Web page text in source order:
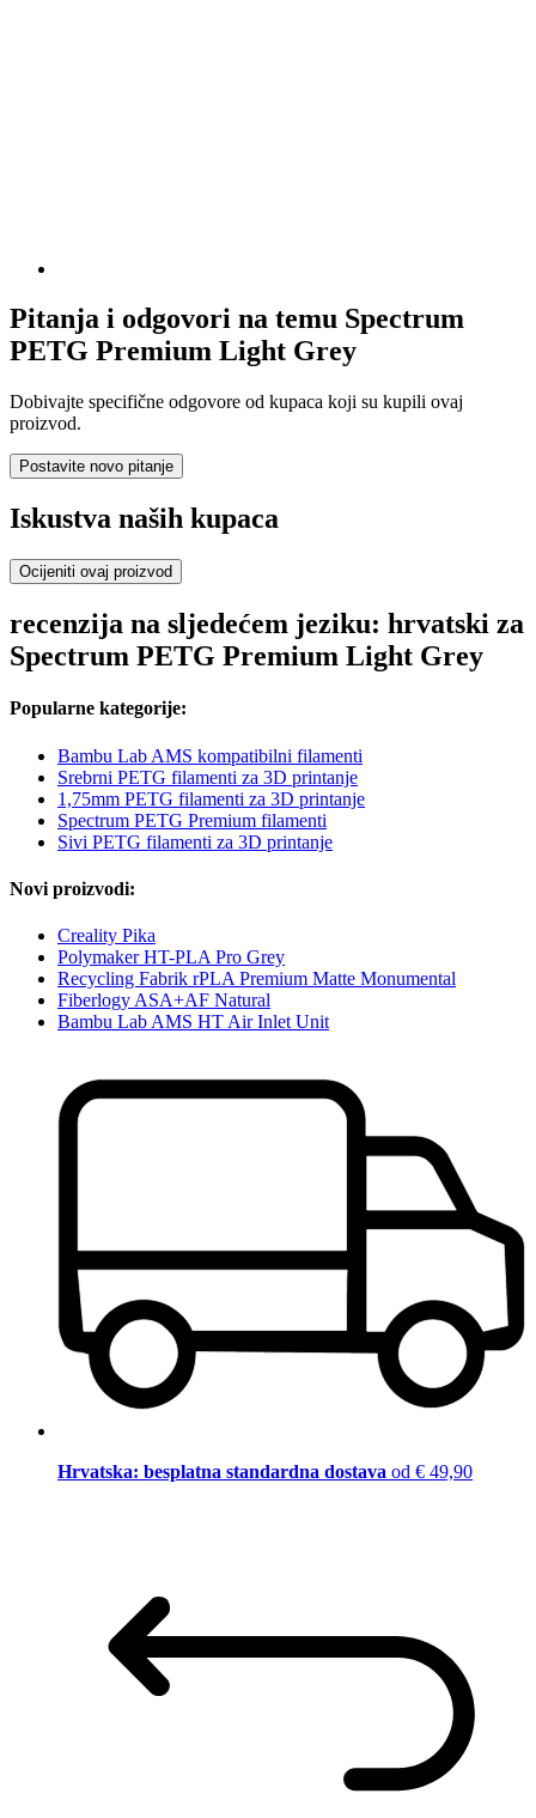
Pitanja i odgovori na temu Spectrum
PETG Premium Light Grey
Dobivajte specifične odgovore od kupaca koji su kupili ovaj
proizvod.
Postavite novo pitanje
Iskustva naših kupaca
Ocijeniti ovaj proizvod
recenzija na sljedećem jeziku: hrvatski za
Spectrum PETG Premium Light Grey
Popularne kategorije:
Bambu Lab AMS kompatibilni filamenti
Srebrni PETG filamenti za 3D printanje
1,75mm PETG filamenti za 3D printanje
Spectrum PETG Premium filamenti
Sivi PETG filamenti za 3D printanje
Novi proizvodi:
Creality Pika
Polymaker HT-PLA Pro Grey
Recycling Fabrik rPLA Premium Matte Monumental
Fiberlogy ASA+AF Natural
Bambu Lab AMS HT Air Inlet Unit
Hrvatska: besplatna standardna dostava od € 49,90